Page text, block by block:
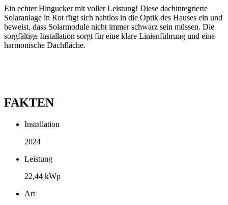
Ein echter Hingucker mit voller Leistung! Diese dachintegrierte
Solaranlage in Rot fügt sich nahtlos in die Optik des Hauses ein und
beweist, dass Solarmodule nicht immer schwarz sein müssen. Die
sorgfältige Installation sorgt für eine klare Linienführung und eine
harmonische Dachfläche.
FAKTEN
Installation
2024
Leistung
22,44 kWp
Art